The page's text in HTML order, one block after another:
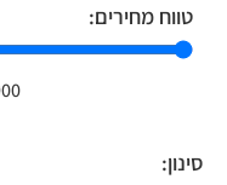
טווח מחירים:
סינון: